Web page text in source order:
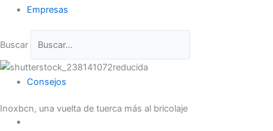
Empresas
Buscar
Consejos
Inoxbcn, una vuelta de tuerca más al bricolaje